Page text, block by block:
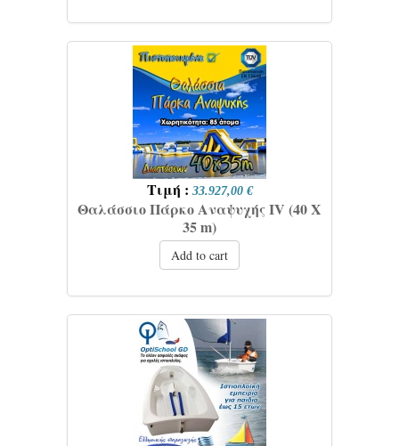
Τιμή : 33.927,00 €
Θαλάσσιο Πάρκο Αναψυχής IV (40 Χ
35 m)
Add to cart